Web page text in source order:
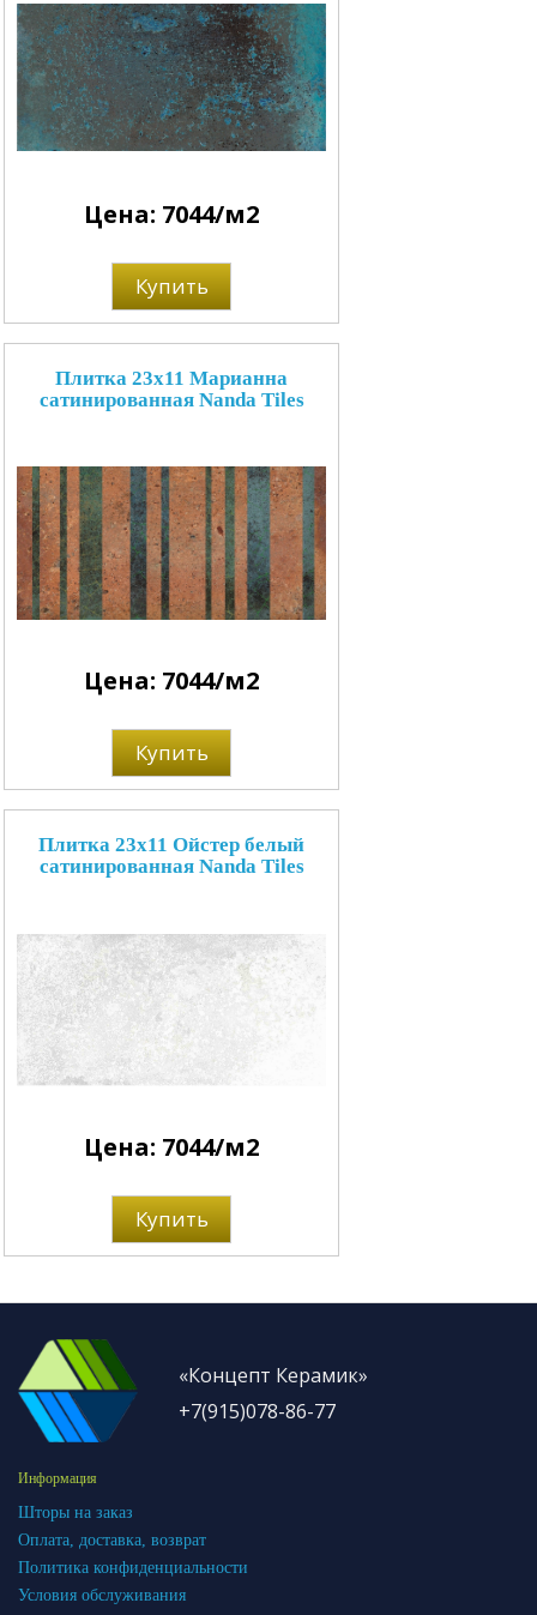
Цена: 7044/м2
Купить
Плитка 23x11 Марианна
сатинированная Nanda Tiles
Цена: 7044/м2
Купить
Плитка 23x11 Ойстер белый
сатинированная Nanda Tiles
Цена: 7044/м2
Купить
«Концепт Керамик»
+7(915)078-86-77
Информация
Шторы на заказ
Оплата, доставка, возврат
Политика конфиденциальности
Условия обслуживания